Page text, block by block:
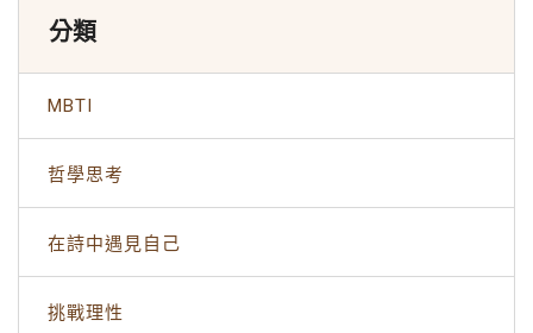
分類
MBTI
哲學思考
在詩中遇見自己
挑戰理性